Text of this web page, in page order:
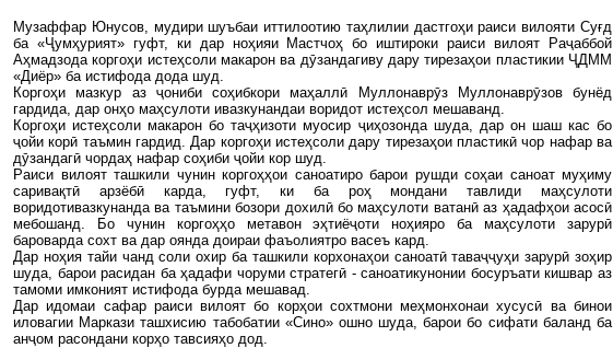
Музаффар Юнусов, мудири шуъбаи иттилоотию таҳлилии дастгоҳи раиси вилояти Суғд
ба «Ҷумҳурият» гуфт, ки дар ноҳияи Мастчоҳ бо иштироки раиси вилоят Раҷаббой
Аҳмадзода коргоҳи истеҳсоли макарон ва дӯзандагиву дару тирезаҳои пластикии ҶДММ
«Диёр» ба истифода дода шуд.
Коргоҳи мазкур аз ҷониби соҳибкори маҳаллӣ Муллонаврӯз Муллонаврӯзов бунёд
гардида, дар онҳо маҳсулоти ивазкунандаи воридот истеҳсол мешаванд.
Коргоҳи истеҳсоли макарон бо таҷҳизоти муосир ҷиҳозонда шуда, дар он шаш кас бо
ҷойи корӣ таъмин гардид. Дар коргоҳи истеҳсоли дару тирезаҳои пластикӣ чор нафар ва
дӯзандагӣ чордаҳ нафар соҳиби ҷойи кор шуд.
Раиси вилоят ташкили чунин коргоҳҳои саноатиро барои рушди соҳаи саноат муҳиму
саривақтӣ арзёбӣ карда, гуфт, ки ба роҳ мондани тавлиди маҳсулоти
воридотивазкунанда ва таъмини бозори дохилӣ бо маҳсулоти ватанӣ аз ҳадафҳои асосӣ
мебошанд. Бо чунин коргоҳҳо метавон эҳтиёҷоти ноҳияро ба маҳсулоти зарурӣ
бароварда сохт ва дар оянда доираи фаъолиятро васеъ кард.
Дар ноҳия тайи чанд соли охир ба ташкили корхонаҳои саноатӣ таваҷҷуҳи зарурӣ зоҳир
шуда, барои расидан ба ҳадафи чоруми стратегӣ - саноатикунонии босуръати кишвар аз
тамоми имконият истифода бурда мешавад.
Дар идомаи сафар раиси вилоят бо корҳои сохтмони меҳмонхонаи хусусӣ ва бинои
иловагии Маркази ташхисию табобатии «Сино» ошно шуда, барои бо сифати баланд ба
анҷом расондани корҳо тавсияҳо дод.